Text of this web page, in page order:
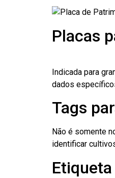
Placas
Indicada para
dados
Tags
Não é somente
identificar